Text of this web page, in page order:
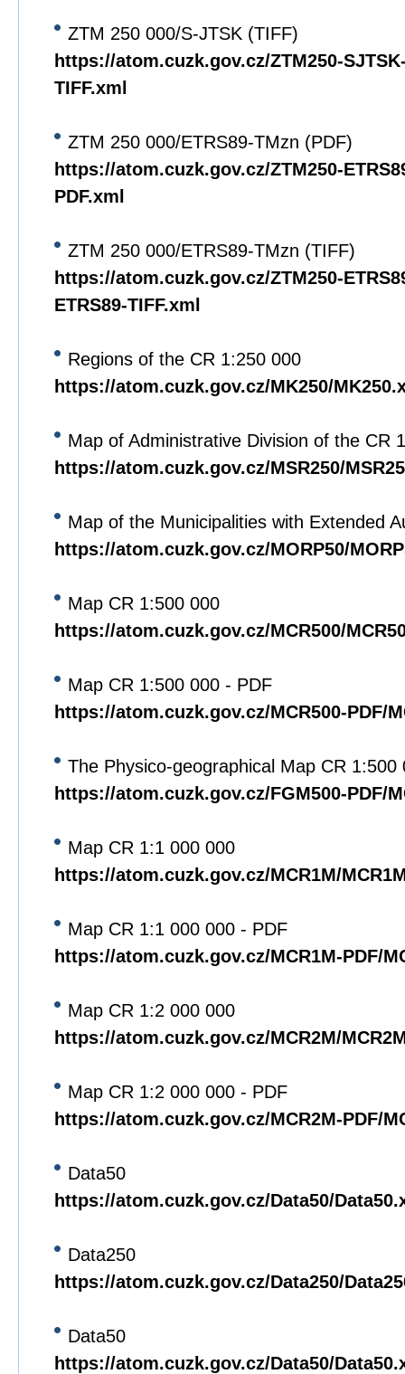
ZTM 250 000/S-JTSK (TIFF)
https://atom.cuzk.gov.cz/ZTM250-
TIFF.xml
ZTM 250 000/ETRS89-TMzn (PDF)
https://atom.cuzk.gov.cz/ZTM250-
PDF.xml
ZTM 250 000/ETRS89-TMzn (TIFF)
https://atom.cuzk.gov.cz/ZTM250-
ETRS89-TIFF.xml
Regions of the CR 1:250 000
https://atom.cuzk.gov.cz/MK250/
Map of Administrative Division of the CR
https://atom.cuzk.gov.cz/MSR250/
Map of the Municipalities with Extended
https://atom.cuzk.gov.cz/MORP50/
Map CR 1:500 000
https://atom.cuzk.gov.cz/MCR500/
Map CR 1:500 000 - PDF
https://atom.cuzk.gov.cz/MCR500-PDF/
The Physico-geographical Map CR 1:500
https://atom.cuzk.gov.cz/FGM500-PDF/
Map CR 1:1 000 000
https://atom.cuzk.gov.cz/MCR1M/
Map CR 1:1 000 000 - PDF
https://atom.cuzk.gov.cz/MCR1M-PDF/
Map CR 1:2 000 000
https://atom.cuzk.gov.cz/MCR2M/
Map CR 1:2 000 000 - PDF
https://atom.cuzk.gov.cz/MCR2M-PDF/
Data50
https://atom.cuzk.gov.cz/Data50/
Data250
https://atom.cuzk.gov.cz/Data250/
Data50
https://atom.cuzk.gov.cz/Data50/